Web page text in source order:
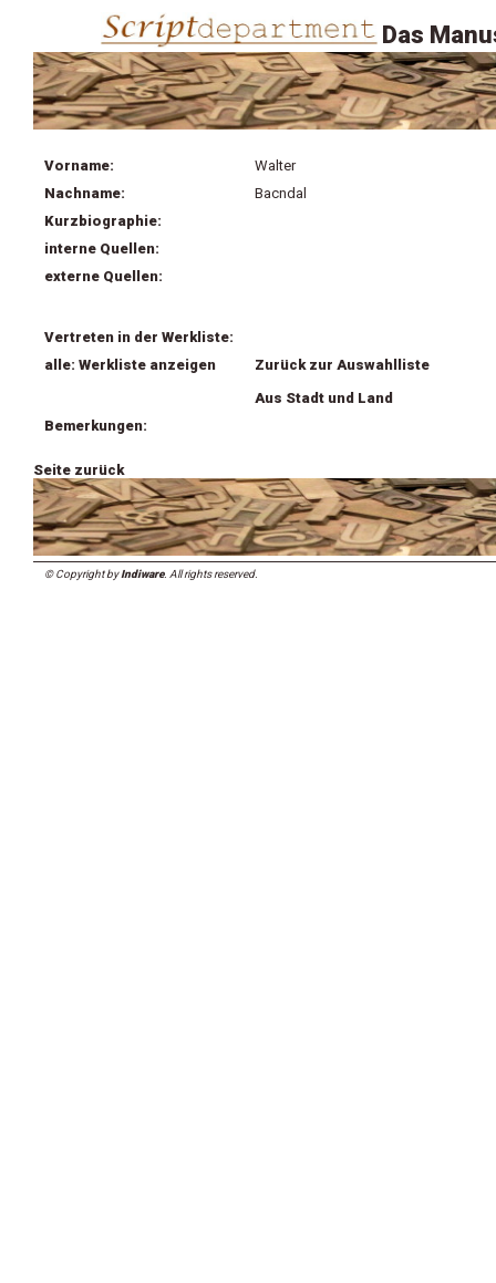
Das
Vorname:
Walter
Nachname:
Bacndal
Kurzbiographie:
interne Quellen:
externe Quellen:
Vertreten in der Werkliste:
alle: Werkliste anzeigen
Zurück zur Auswahlliste
Aus Stadt und Land
Bemerkungen:
Seite zurück
© Copyright byIndiware. All rights reserved.